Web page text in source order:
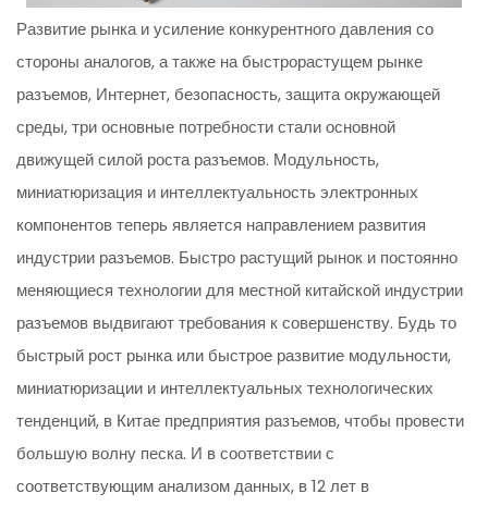
Развитие рынка и усиление конкурентного давления со
стороны аналогов, а также на быстрорастущем рынке
разъемов, Интернет, безопасность, защита окружающей
среды, три основные потребности стали основной
движущей силой роста разъемов. Модульность,
миниатюризация и интеллектуальность электронных
компонентов теперь является направлением развития
индустрии разъемов. Быстро растущий рынок и постоянно
меняющиеся технологии для местной китайской индустрии
разъемов выдвигают требования к совершенству. Будь то
быстрый рост рынка или быстрое развитие модульности,
миниатюризации и интеллектуальных технологических
тенденций, в Китае предприятия разъемов, чтобы провести
большую волну песка. И в соответствии с
соответствующим анализом данных, в 12 лет в